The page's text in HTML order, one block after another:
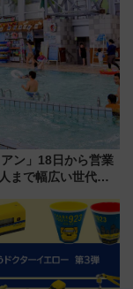
ン」18日から営業
まで幅広い世代が